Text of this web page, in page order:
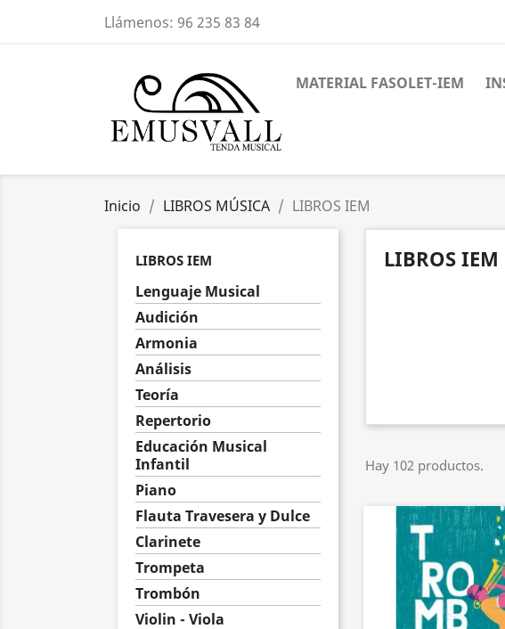
Llámenos: 96 235 83 84
MATERIAL FASOLET-IEM
Inicio LIBROS MÚSICA LIBROS IEM
LIBROS IEM
Lenguaje Musical
Audición
Armonia
Análisis
Teoría
Repertorio
Educación Musical
Infantil
Piano
Flauta Travesera y Dulce
Clarinete
Trompeta
Trombón
Violin - Viola
LIBROS IEM
Hay 102 productos.